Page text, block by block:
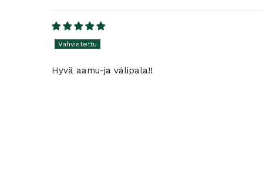
Hyvä aamu-ja välipala!!